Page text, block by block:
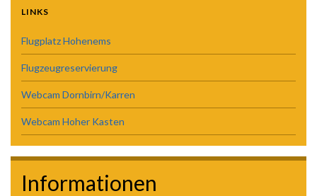
LINKS
Flugplatz Hohenems
Flugzeugreservierung
Webcam Dornbirn/Karren
Webcam Hoher Kasten
Informationen